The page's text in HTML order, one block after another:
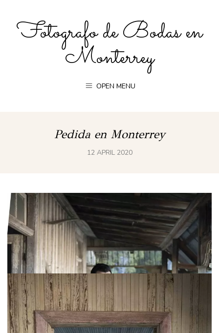
Fotografo de Bodas en
Monterrey
OPEN MENU
Pedida en Monterrey
12 APRIL 2020